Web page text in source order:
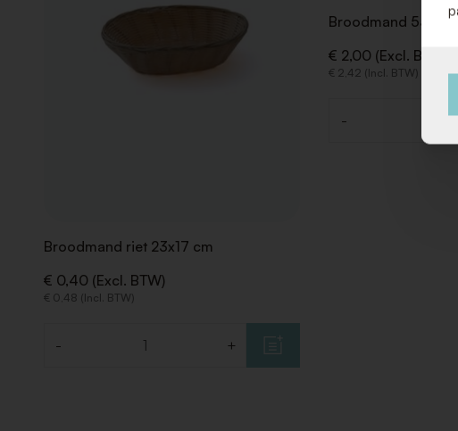
Broodmand riet 23x17 cm
€ 0,40 (Excl. BTW)
€ 0,48 (Incl. BTW)
- +
Broodmand 53 x 32
€ 2,00 (Excl. BTW)
€ 2,42 (Incl. BTW)
-